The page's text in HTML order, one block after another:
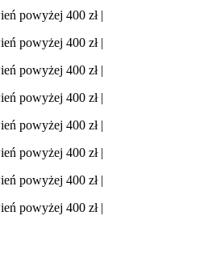
powyżej 400 zł |
powyżej 400 zł |
powyżej 400 zł |
powyżej 400 zł |
powyżej 400 zł |
powyżej 400 zł |
powyżej 400 zł |
powyżej 400 zł |